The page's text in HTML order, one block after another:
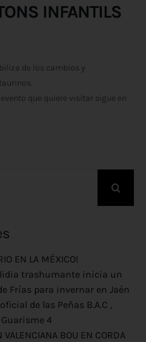
INFANTILS
de los cambios y
que quiere visitar sigue en
EN LA MÉXICO!
trashumante inicia un
Frías para invernar en Jaén
de las Peñas B.A.C ,
Guarisme 4
VALENCIANA BOU EN CORDA